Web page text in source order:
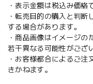
・表示金額は税込み価格
・転売目的の購入と判
する場合があります。
・商品画像はイメージ
若干異なる可能性がござ
・お客様都合によるご
きかねます。